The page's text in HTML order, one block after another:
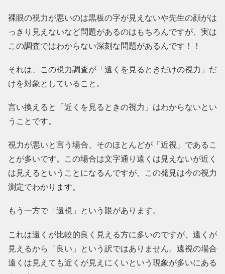
裸眼の視力が悪いのは黒板の字が見えないや先生の顔がは
っきり見えないなど問題があるのはもちろんですが、実は
この調査ではわからない深刻な問題があるんです！！
それは、この視力調査が「遠くを見るときだけの視力」だ
けを対象としていること。
言い換えると「近くを見るときの視力」はわからないとい
うことです。
視力が悪いと言う場合、そのほとんどが「近視」であるこ
とが多いです。この場合は文字通り遠くは見えないが近く
は見えるということになるんですが、この発見は今の視力
測定でわかります。
もう一方で「遠視」という眼があります。
これは遠くが比較的良く見える方に多いのですが、遠くが
見えるから「良い」という訳ではありません。遠視の場合
遠くは見えても近くが見えにくいという現象が多いにある